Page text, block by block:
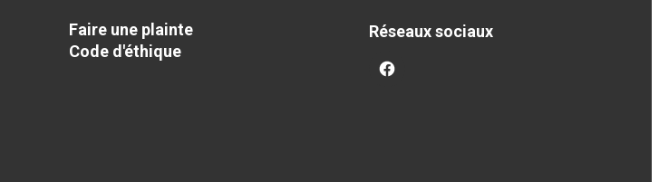
Faire une plainte
Code d'éthique
Réseaux sociaux
facebook